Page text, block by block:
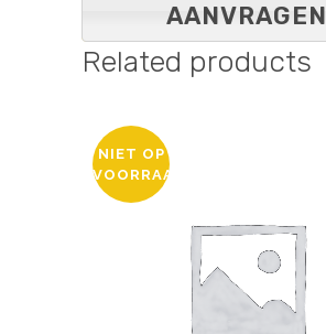
AANVRAGEN
Related products
NIET OP
VOORRAAD